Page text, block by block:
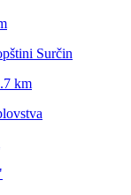
Surčin
km